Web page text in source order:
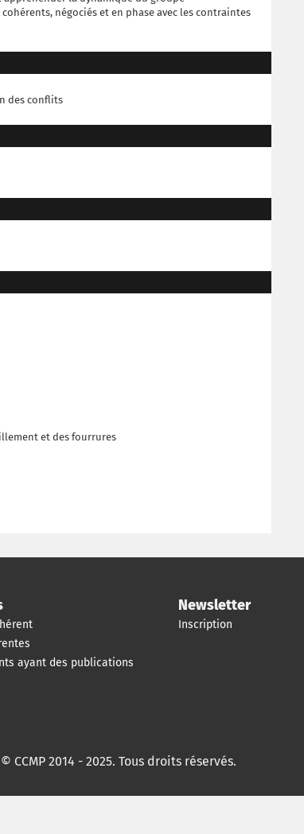
négociés et en phase avec les contraintes
des conflits
et des fourrures
ayant des publications
Newsletter
Inscription
© CCMP 2014 - 2025. Tous droits réservés.